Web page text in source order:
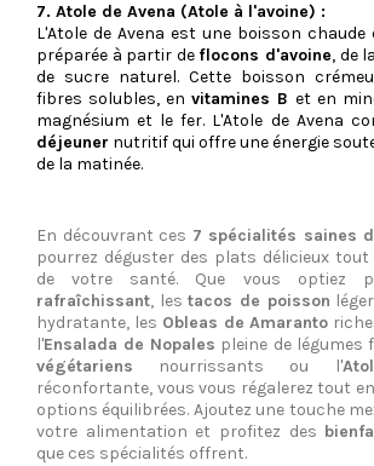
7. Atole de Avena (Atole à l'avoine) :
L'Atole de Avena est une boisson
préparée à partir de flocons d'avoine, de
de sucre naturel. Cette boisson
fibres solubles, envitamines B et en
magnésium et le fer. L'Atole de Avena
déjeuner nutritif qui offre une énergie
de la matinée.
En découvrant ces 7 spécialités saines
pourrez déguster des plats délicieux
de votre santé. Que vous optiez
rafraîchissant, lestacos de poisson
hydratante, les Obleas de Amaranto
l'Ensalada de Nopales pleine de légumes
végétariens nourrissants ou l'
réconfortante, vous vous régalerez tout
options équilibrées. Ajoutez une touche
votre alimentation et profitez des
que ces spécialités offrent.